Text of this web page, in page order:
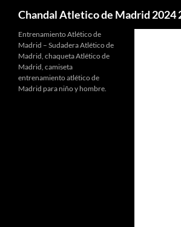
Chandal Atletico de Madrid 2024
Entrenamiento Atlético de
Madrid – Sudadera Atlético de
Madrid, chaqueta Atlético de
Madrid, camiseta
entrenamiento atlético de
Madrid para niño y hombre.